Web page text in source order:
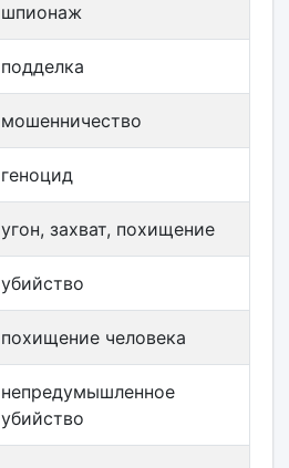
шпионаж
подделка
мошенничество
геноцид
угон, захват, похищение
убийство
похищение человека
непредумышленное
убийство